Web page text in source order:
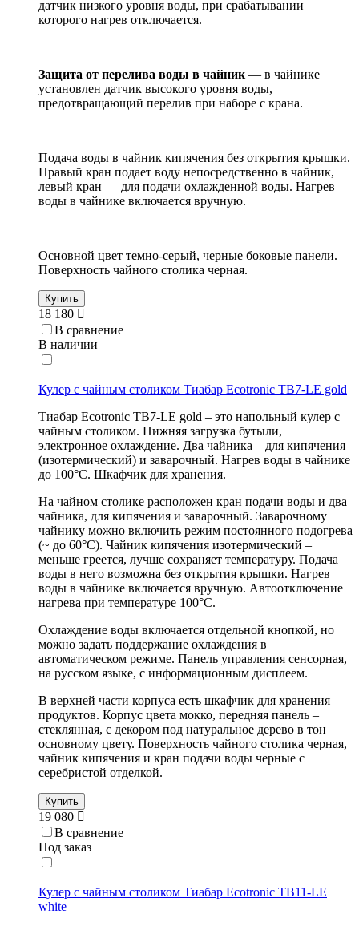
датчик низкого уровня воды, при срабатывании
которого нагрев отключается.
Защита от перелива воды в чайник — в чайнике
установлен датчик высокого уровня воды,
предотвращающий перелив при наборе с крана.
Подача воды в чайник кипячения без открытия крышки.
Правый кран подает воду непосредственно в чайник,
левый кран — для подачи охлажденной воды. Нагрев
воды в чайнике включается вручную.
Основной цвет темно-серый, черные боковые панели.
Поверхность чайного столика черная.
Купить
18 180
В сравнение
В наличии
Кулер с чайным столиком Тиабар Ecotronic TB7-LE gold
Тиабар Ecotronic TB7-LE gold – это напольный кулер с
чайным столиком. Нижняя загрузка бутыли,
электронное охлаждение. Два чайника – для кипячения
(изотермический) и заварочный. Нагрев воды в чайнике
до 100°С. Шкафчик для хранения.
На чайном столике расположен кран подачи воды и два
чайника, для кипячения и заварочный. Заварочному
чайнику можно включить режим постоянного подогрева
(~ до 60°С). Чайник кипячения изотермический –
меньше греется, лучше сохраняет температуру. Подача
воды в него возможна без открытия крышки. Нагрев
воды в чайнике включается вручную. Автоотключение
нагрева при температуре 100°С.
Охлаждение воды включается отдельной кнопкой, но
можно задать поддержание охлаждения в
автоматическом режиме. Панель управления сенсорная,
на русском языке, с информационным дисплеем.
В верхней части корпуса есть шкафчик для хранения
продуктов. Корпус цвета мокко, передняя панель –
стеклянная, с декором под натуральное дерево в тон
основному цвету. Поверхность чайного столика черная,
чайник кипячения и кран подачи воды черные с
серебристой отделкой.
Купить
19 080
В сравнение
Под заказ
Кулер с чайным столиком Тиабар Ecotronic TB11-LE
white